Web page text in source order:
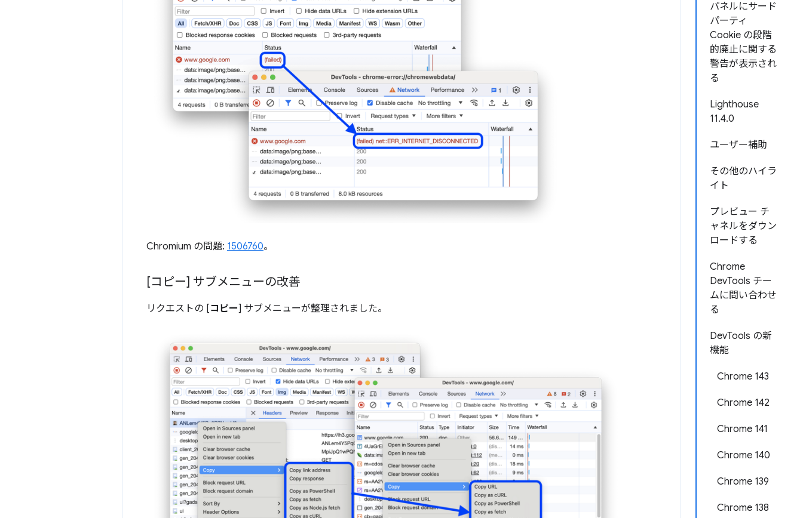
パネルにサード
パーティ
Cookie の段階
的廃止に関する
警告が表示され
る
Lighthouse
11.4.0
ユーザー補助
その他のハイラ
イト
プレビュー チ
ャネルをダウン
ロードする
Chrome
DevTools チー
ムに問い合わせ
る
DevTools の新
機能
Chrome 143
Chrome 142
Chrome 141
Chrome 140
Chrome 139
Chrome 138
Chromium の問題: 1506760。
[コピー] サブメニューの改善
リクエストの [コピー] サブメニューが整理されました。